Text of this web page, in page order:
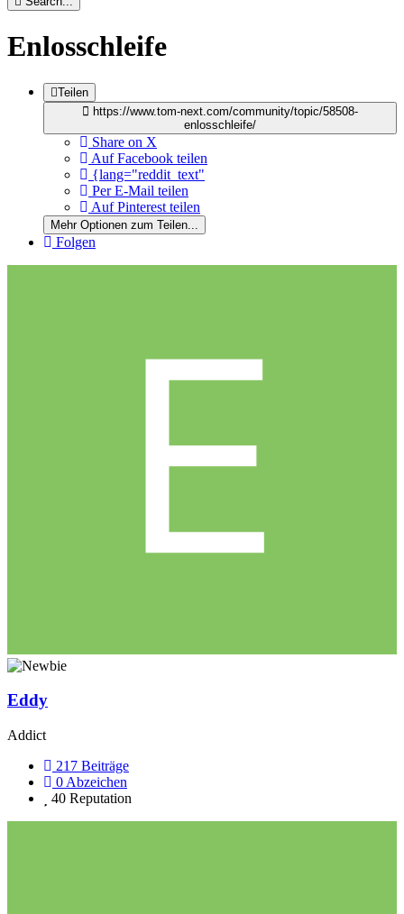
Enlosschleife
Teilen
https://www.tom-next.com/community/topic/58508-
enlosschleife/
Share on X
Auf Facebook teilen
{lang="reddit_text"
Per E-Mail teilen
Auf Pinterest teilen
Mehr Optionen zum Teilen...
Folgen
Eddy
Addict
217 Beiträge
0 Abzeichen
40 Reputation